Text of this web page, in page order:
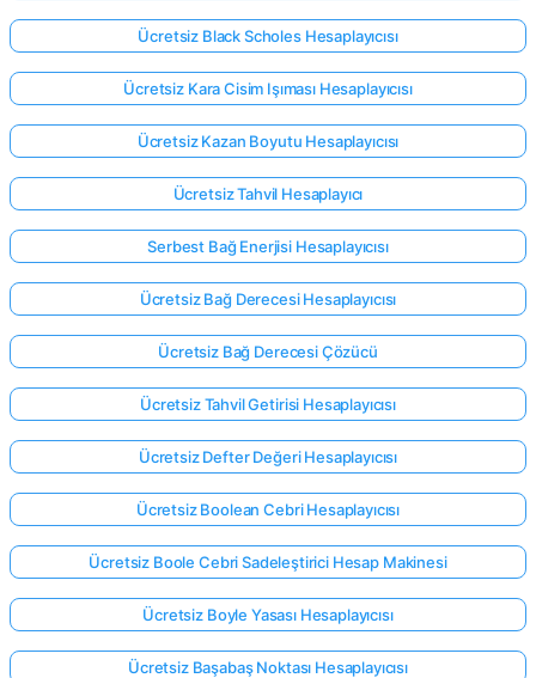
Ücretsiz Black Scholes Hesaplayıcısı
Ücretsiz Kara Cisim Işıması Hesaplayıcısı
Ücretsiz Kazan Boyutu Hesaplayıcısı
Ücretsiz Tahvil Hesaplayıcı
Serbest Bağ Enerjisi Hesaplayıcısı
Ücretsiz Bağ Derecesi Hesaplayıcısı
Ücretsiz Bağ Derecesi Çözücü
Ücretsiz Tahvil Getirisi Hesaplayıcısı
Ücretsiz Defter Değeri Hesaplayıcısı
Ücretsiz Boolean Cebri Hesaplayıcısı
Ücretsiz Boole Cebri Sadeleştirici Hesap Makinesi
Ücretsiz Boyle Yasası Hesaplayıcısı
Ücretsiz Başabaş Noktası Hesaplayıcısı